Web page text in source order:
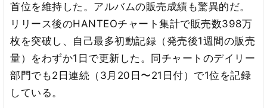
首位を維持した。アルバムの販売成績も驚異的だ。
リリース後のHANTEOチャート集計で販売数398万
枚を突破し、自己最多初動記録（発売後1週間の販売
量）をわずか1日で更新した。同チャートのデイリー
部門でも2日連続（3月20日〜21日付）で1位を記録
している。